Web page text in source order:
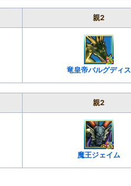
親2
竜皇帝バルグディス
親2
魔王ジェイム